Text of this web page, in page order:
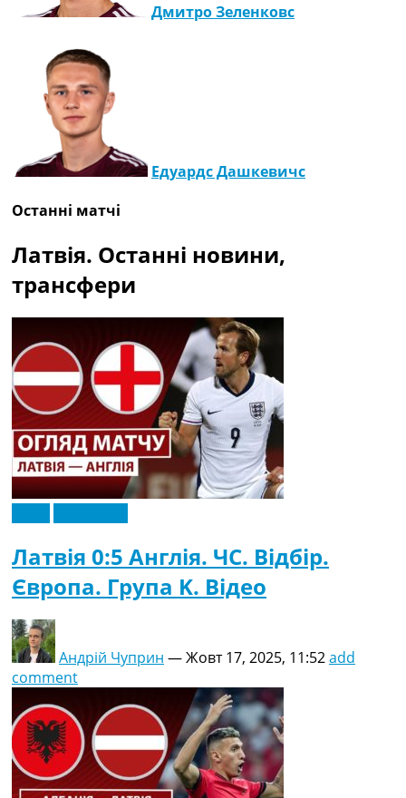
Дмитро Зеленковс
Едуардс Дашкевичс
Останні матчі
Латвія. Останні новини,
трансфери
Латвія 0:5 Англія. ЧC. Відбір.
Європа. Група K. Відео
Андрій Чуприн —Жовт 17, 2025, 11:52add
comment